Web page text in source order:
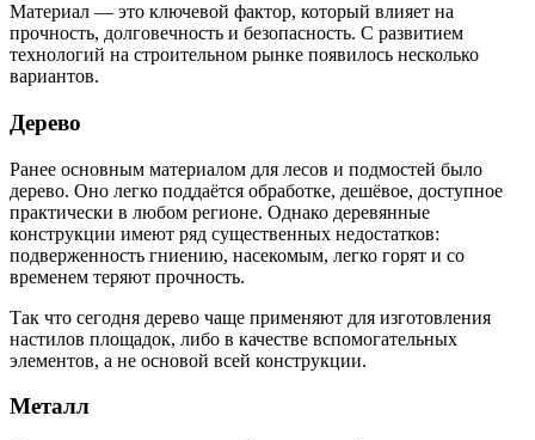
Материал — это ключевой фактор, который влияет на
прочность, долговечность и безопасность. С развитием
технологий на строительном рынке появилось несколько
вариантов.
Дерево
Ранее основным материалом для лесов и подмостей было
дерево. Оно легко поддаётся обработке, дешёвое, доступное
практически в любом регионе. Однако деревянные
конструкции имеют ряд существенных недостатков:
подверженность гниению, насекомым, легко горят и со
временем теряют прочность.
Так что сегодня дерево чаще применяют для изготовления
настилов площадок, либо в качестве вспомогательных
элементов, а не основой всей конструкции.
Металл